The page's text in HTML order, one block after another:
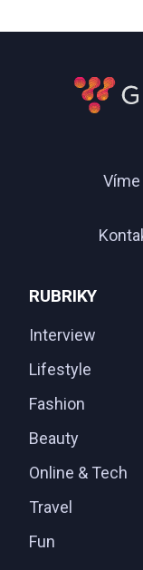
RUBRIKY
Interview
Lifestyle
Fashion
Beauty
Online & Tech
Travel
Fun